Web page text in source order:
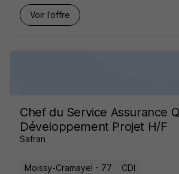
Voir l’offre
Chef du Service Assurance
Développement Projet H/F
Safran
Moissy-Cramayel - 77 CDI